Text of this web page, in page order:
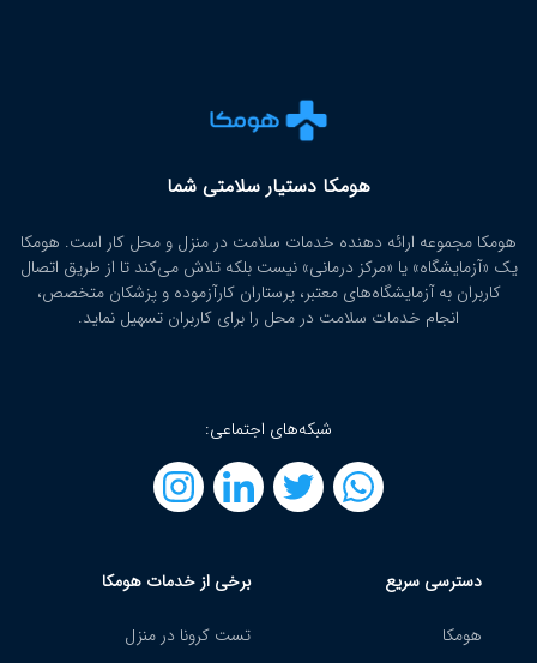
هومکا دستیار سلامتی شما
هومکا مجموعه ارائه‌ دهنده خدمات سلامت در منزل و محل کار است. هومکا
یک «آزمایشگاه» یا «مرکز درمانی» نیست بلکه تلاش می‌کند تا از طریق اتصال
کاربران به آزمایشگاه‌های معتبر، پرستاران کارآزموده و پزشکان متخصص،
انجام خدمات سلامت در محل را برای کاربران تسهیل نماید.
شبکه‌های اجتماعی:
دسترسی سریع
هومکا
برخی از خدمات هومکا
تست کرونا در منزل